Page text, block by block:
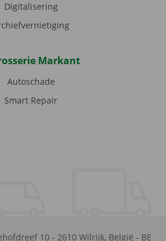
Digitalisering
Markant
Autoschade
Smart Repair
10 - 2610 Wilrijk, België - BE